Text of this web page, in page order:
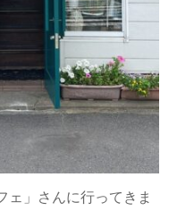
ェ」さんに行ってきま